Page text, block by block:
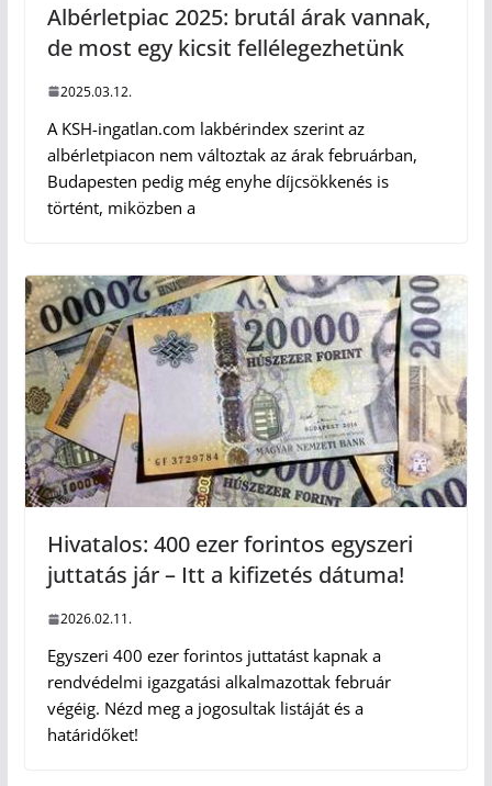
Albérletpiac 2025: brutál árak vannak,
de most egy kicsit fellélegezhetünk
2025.03.12.
A KSH-ingatlan.com lakbérindex szerint az
albérletpiacon nem változtak az árak februárban,
Budapesten pedig még enyhe díjcsökkenés is
történt, miközben a
Hivatalos: 400 ezer forintos egyszeri
juttatás jár – Itt a kifizetés dátuma!
2026.02.11.
Egyszeri 400 ezer forintos juttatást kapnak a
rendvédelmi igazgatási alkalmazottak február
végéig. Nézd meg a jogosultak listáját és a
határidőket!